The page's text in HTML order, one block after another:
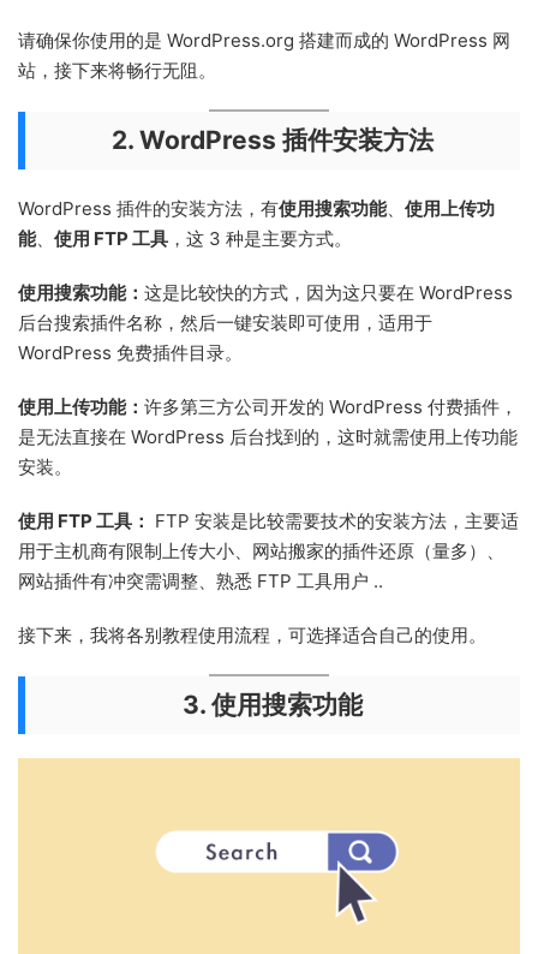
请确保你使用的是 WordPress.org 搭建而成的 WordPress 网
站，接下来将畅行无阻。
2. WordPress 插件安装方法
WordPress 插件的安装方法，有使用搜索功能、 使用上传功
能、 使用 FTP 工具 ，这 3 种是主要方式。
使用搜索功能： 这是比较快的方式，因为这只要在 WordPress
后台搜索插件名称，然后一键安装即可使用，适用于
WordPress 免费插件目录。
使用上传功能： 许多第三方公司开发的 WordPress 付费插件，
是无法直接在 WordPress 后台找到的，这时就需使用上传功能
安装。
使用 FTP 工具： FTP 安装是比较需要技术的安装方法，主要适
用于主机商有限制上传大小、网站搬家的插件还原（量多）、
网站插件有冲突需调整、熟悉 FTP 工具用户 ..
接下来，我将各别教程使用流程，可选择适合自己的使用。
3. 使用搜索功能